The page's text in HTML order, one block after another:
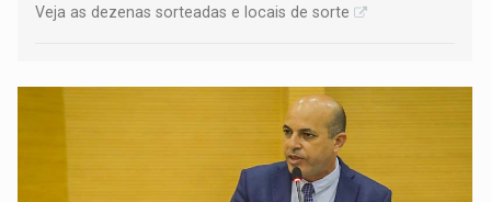
Veja as dezenas sorteadas e locais de sorte